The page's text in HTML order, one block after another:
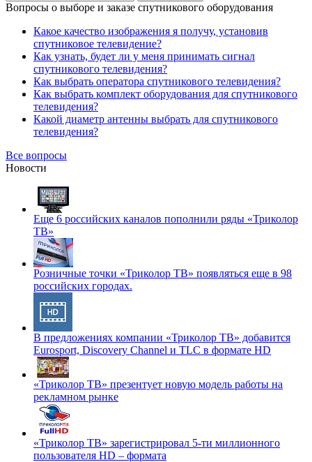
Вопросы о выборе и заказе спутникового оборудования
Какое качество изображения я получу, установив
спутниковое телевидение?
Как узнать, будет ли у меня принимать сигнал
спутникового телевидения?
Как выбрать оператора спутникового телевидения?
Как выбрать комплект оборудования для спутникового
телевидения?
Какой диаметр антенны выбрать для спутникового
телевидения?
Все вопросы
Новости
Еще 6 российских каналов пополнили ряды «Триколор
ТВ»
Розничные точки «Триколор ТВ» появляться еще в 98
российских городах.
В предложениях компании «Триколор ТВ» добавится
Eurosport, Discovery Channel и TLC в формате HD
«Триколор ТВ» презентует новую модель работы на
рекламном рынке
«Триколор ТВ» зарегистрировал 5-ти миллионного
пользователя HD – формата